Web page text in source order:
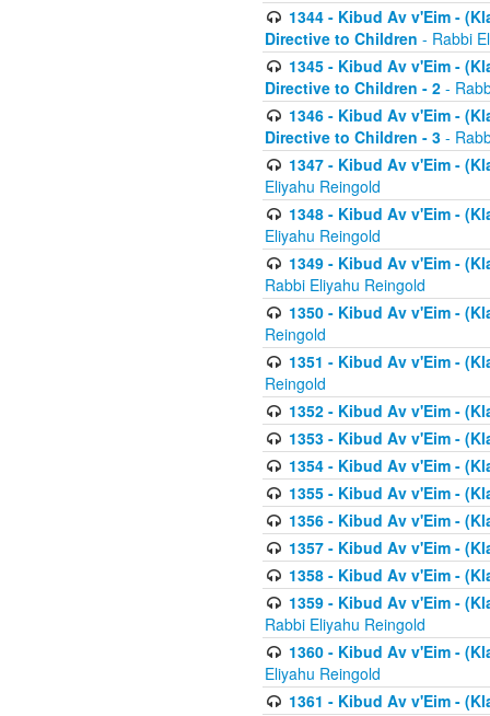
1344 - Kibud Av v'Eim -
Directive to Children - Rabbi
1345 - Kibud Av v'Eim -
Directive to Children - 2 -
1346 - Kibud Av v'Eim -
Directive to Children - 3 -
1347 - Kibud Av v'Eim -
Eliyahu Reingold
1348 - Kibud Av v'Eim -
Eliyahu Reingold
1349 - Kibud Av v'Eim -
Rabbi Eliyahu Reingold
1350 - Kibud Av v'Eim -
Reingold
1351 - Kibud Av v'Eim -
Reingold
1352 - Kibud Av v'Eim -
1353 - Kibud Av v'Eim -
1354 - Kibud Av v'Eim -
1355 - Kibud Av v'Eim -
1356 - Kibud Av v'Eim -
1357 - Kibud Av v'Eim -
1358 - Kibud Av v'Eim -
1359 - Kibud Av v'Eim -
Rabbi Eliyahu Reingold
1360 - Kibud Av v'Eim -
Eliyahu Reingold
1361 - Kibud Av v'Eim -